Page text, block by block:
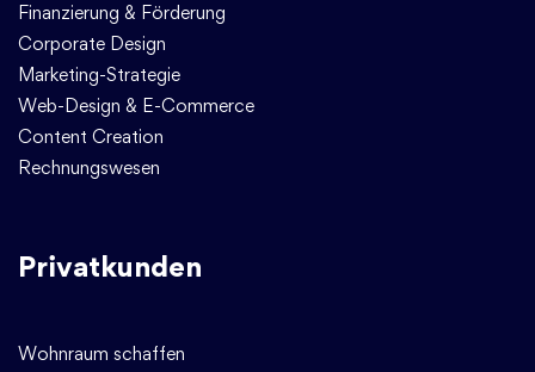
Finanzierung & Förderung
Corporate Design
Marketing-Strategie
Web-Design & E-Commerce
Content Creation
Rechnungswesen
Privatkunden
Wohnraum schaffen